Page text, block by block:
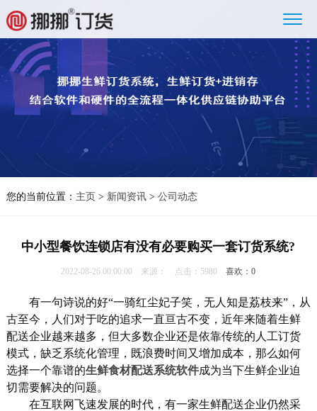
您的当前位置： 主页 > 新闻资讯> 公司动态
中小型餐饮连锁店有没有必要购买一套订货系统?
2022-08-26 00:00:00 来源： 点击：5980喜欢：0
有一句诗说的好“一骑红尘妃子笑，无人知是荔枝来”，从
古至今，人们对于吃的追求一直亘古不变，近年来随着生鲜
配送企业越来越多，但大多数企业还是依靠传统的人工订货
模式，缺乏系统化管理，既浪费时间又增加成本，那么如何
选择一个靠谱的生鲜食材配送系统软件成为当下生鲜企业迫
切需要解决的问题。
在互联网飞速发展的时代，有一家生鲜配送企业仍然采